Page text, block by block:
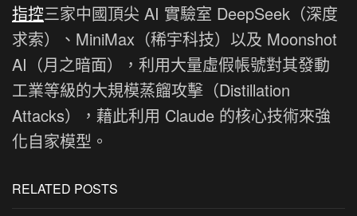
指控三家中國頂尖 AI 實驗室 DeepSeek（深度
求索）、MiniMax（稀宇科技）以及 Moonshot
AI（月之暗面），利用大量虛假帳號對其發動
工業等級的大規模蒸餾攻擊（Distillation
Attacks），藉此利用 Claude 的核心技術來強
化自家模型。
RELATED POSTS